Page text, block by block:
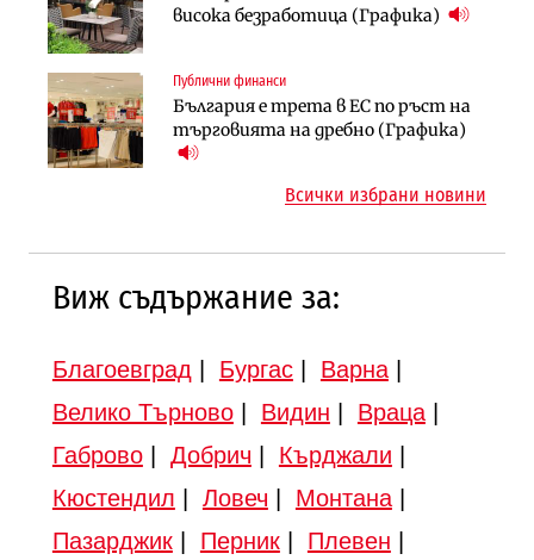
висока безработица (Графика)
Публични финанси
България е трета в ЕС по ръст на
търговията на дребно (Графика)
„Хювефарма“ подписа договор за
Инфраструктура
АПИ възложи промяната на
парцеларния план за
След 20 години застой: Данъчните
Инфраструктура
Вторият мост над Варненското
езеро става част от бъдещата
Всички избрани новини
Виж съдържание за:
Благоевград Бургас| Варна|
Велико Търново| Видин Враца|
Габрово| Добрич Кърджали
Кюстендил
Ловеч Монтана|
Пазарджик| Перник| Плевен